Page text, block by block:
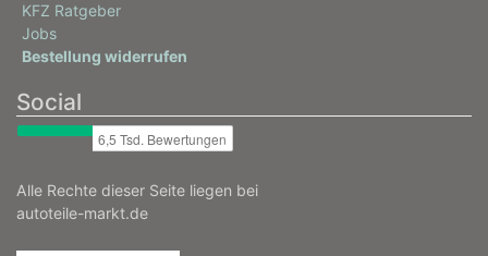
KFZ Ratgeber
Jobs
Bestellung widerrufen
Social
Alle Rechte dieser Seite liegen bei
autoteile-markt.de